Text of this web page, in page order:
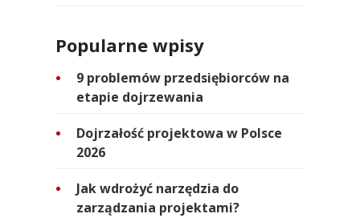
Popularne wpisy
9 problemów przedsiębiorców na
etapie dojrzewania
Dojrzałość projektowa w Polsce
2026
Jak wdrożyć narzędzia do
zarządzania projektami?